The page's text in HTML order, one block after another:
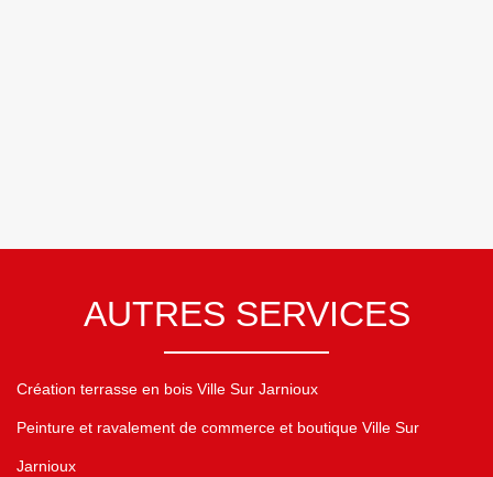
AUTRES SERVICES
Création terrasse en bois Ville Sur Jarnioux
Peinture et ravalement de commerce et boutique Ville Sur
Jarnioux